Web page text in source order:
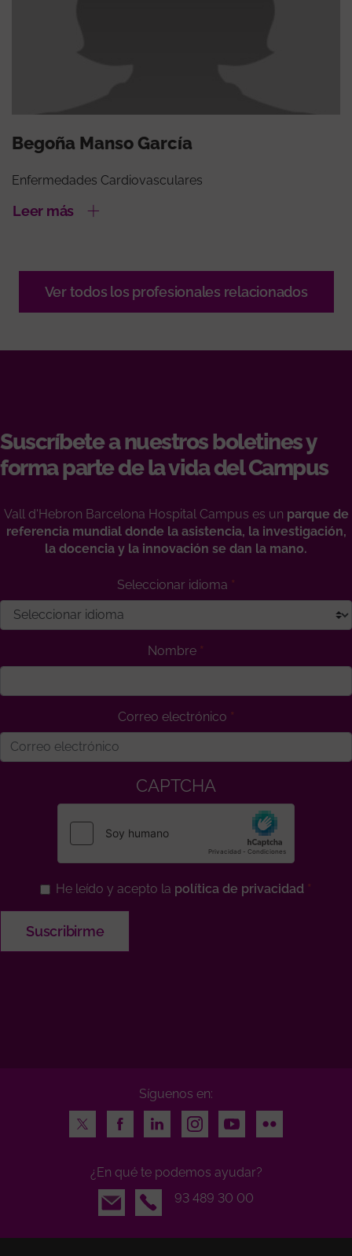
Begoña Manso García
Enfermedades Cardiovasculares
Leer más
Ver todos los profesionales relacionados
Suscríbete a nuestros boletines y
forma parte de la vida del Campus
Vall d'Hebron Barcelona Hospital Campus es un parque de
referencia mundial donde la asistencia, la investigación,
la docencia y la innovación se dan la mano.
Seleccionar idioma
Nombre
Correo electrónico
CAPTCHA
He leído y acepto la política de privacidad
Síguenos en:
Twitter
FacebookLinkedInInstagramYoutubeFlickr
¿En qué te podemos ayudar?
Email
93 489 30 00